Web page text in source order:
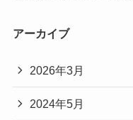
アーカイブ
2026年3月
2024年5月